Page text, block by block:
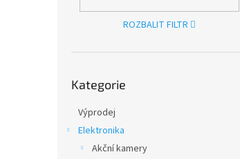
ROZBALIT FILTR
kategorie
Kategorie
Výprodej
Elektronika
Akční kamery